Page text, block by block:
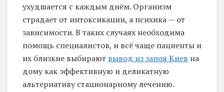
ухудшается с каждым днём. Организм
страдает от интоксикации, а психика — от
зависимости. В таких случаях необходима
помощь специалистов, и всё чаще пациенты и
их близкие выбирают вывод из запоя Киев на
дому как эффективную и деликатную
альтернативу стационарному лечению.